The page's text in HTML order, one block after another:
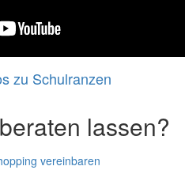
zu Schulranzen
lassen?
vereinbaren